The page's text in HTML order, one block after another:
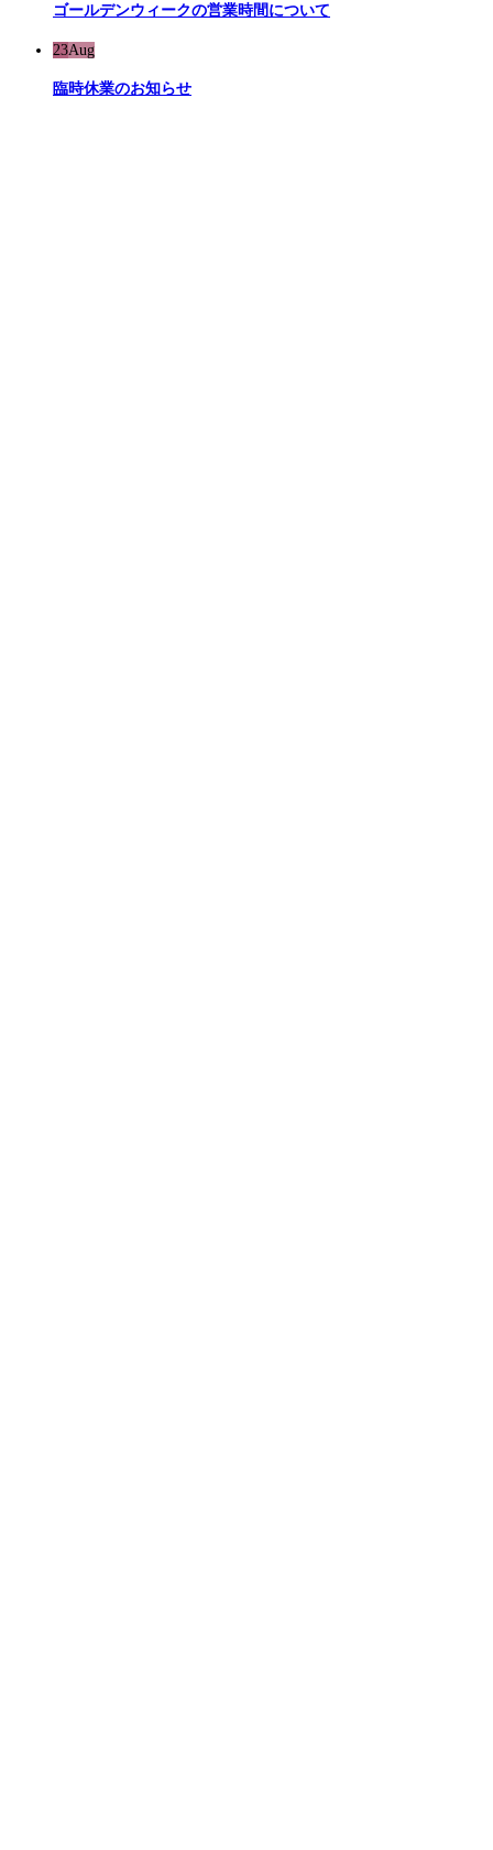
ゴールデンウィークの営業時間について
23Aug
臨時休業のお知らせ